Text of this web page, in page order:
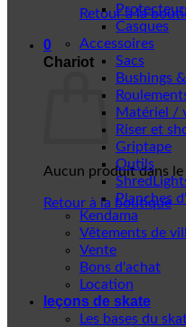
Retour à la
0
Chariot
Aucun produit dans le
Retour à la boutique
Casques
Accessoires
Sacs
Bushings
Matériel /
Riser et
Griptape
Outils
Planches
Kendama
Vêtements de
Vente
Bons d'achat
Location
leçons de skate
Les bases du